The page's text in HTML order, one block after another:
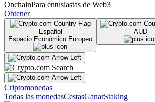
OnchainPara entusiastas de Web3
Obtener
Español
Espacio Económico Europeo
AUD
Criptomonedas
Todas las monedasCestasGanarStaking